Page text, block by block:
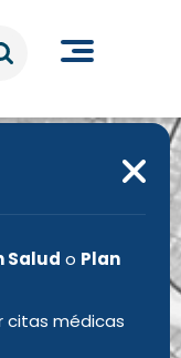
Salud o Plan
citas médicas